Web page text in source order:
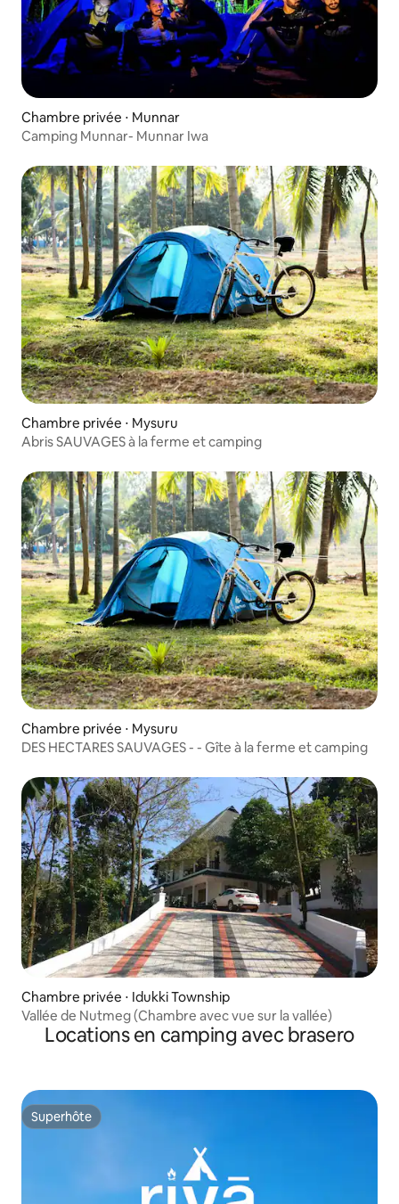
Chambre privée ⋅ Munnar
Camping Munnar- Munnar Iwa
Chambre privée ⋅ Mysuru
Abris SAUVAGES à la ferme et camping
Chambre privée ⋅ Mysuru
DES HECTARES SAUVAGES - - Gîte à la ferme et camping
Chambre privée ⋅ Idukki Township
Vallée de Nutmeg (Chambre avec vue sur la vallée)
Locations en camping avec brasero
Superhôte
Superhôte